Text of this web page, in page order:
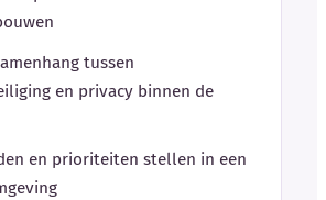
tussen
en privacy binnen de
en prioriteiten stellen in een